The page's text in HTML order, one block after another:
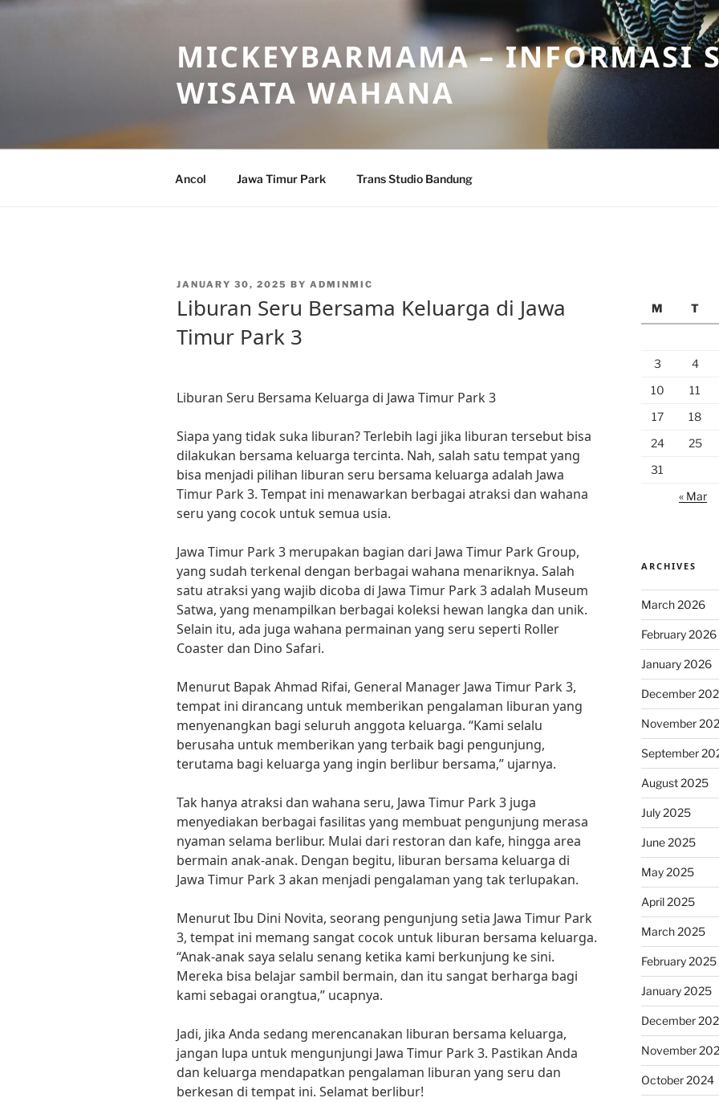
Skip
MICKEYBARMAMA – INFORMASI
WISATA WAHANA
Ancol Jawa Timur Park Trans Studio Bandung
POSTED
JANUARY 30, 2025 BY ADMINMIC
Liburan Seru Bersama Keluarga di Jawa
Timur Park 3
Liburan Seru Bersama Keluarga di Jawa Timur Park 3
Siapa yang tidak suka liburan? Terlebih lagi jika liburan tersebut bisa
dilakukan bersama keluarga tercinta. Nah, salah satu tempat yang
bisa menjadi pilihan liburan seru bersama keluarga adalah Jawa
Timur Park 3. Tempat ini menawarkan berbagai atraksi dan wahana
seru yang cocok untuk semua usia.
Jawa Timur Park 3 merupakan bagian dari Jawa Timur Park Group,
yang sudah terkenal dengan berbagai wahana menariknya. Salah
satu atraksi yang wajib dicoba di Jawa Timur Park 3 adalah Museum
Satwa, yang menampilkan berbagai koleksi hewan langka dan unik.
Selain itu, ada juga wahana permainan yang seru seperti Roller
Coaster dan Dino Safari.
Menurut Bapak Ahmad Rifai, General Manager Jawa Timur Park 3,
tempat ini dirancang untuk memberikan pengalaman liburan yang
menyenangkan bagi seluruh anggota keluarga. “Kami selalu
berusaha untuk memberikan yang terbaik bagi pengunjung,
terutama bagi keluarga yang ingin berlibur bersama,” ujarnya.
Tak hanya atraksi dan wahana seru, Jawa Timur Park 3 juga
menyediakan berbagai fasilitas yang membuat pengunjung merasa
nyaman selama berlibur. Mulai dari restoran dan kafe, hingga area
bermain anak-anak. Dengan begitu, liburan bersama keluarga di
Jawa Timur Park 3 akan menjadi pengalaman yang tak terlupakan.
Menurut Ibu Dini Novita, seorang pengunjung setia Jawa Timur Park
3, tempat ini memang sangat cocok untuk liburan bersama keluarga.
“Anak-anak saya selalu senang ketika kami berkunjung ke sini.
Mereka bisa belajar sambil bermain, dan itu sangat berharga bagi
kami sebagai orangtua,” ucapnya.
Jadi, jika Anda sedang merencanakan liburan bersama keluarga,
jangan lupa untuk mengunjungi Jawa Timur Park 3. Pastikan Anda
dan keluarga mendapatkan pengalaman liburan yang seru dan
berkesan di tempat ini. Selamat berlibur!
M
T
3
4
10
11
17
18
24
25
31
« Mar
ARCHIVES
March 2026
February 2026
January 2026
December
November
September
August 2025
July 2025
June 2025
May 2025
April 2025
March 2025
February 2025
January 2025
December
November
October 2024